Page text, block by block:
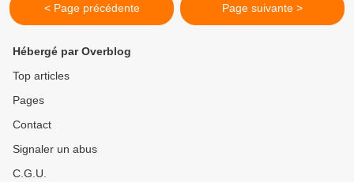
< Page précédente Page suivante >
Hébergé par Overblog
Top articles
Pages
Contact
Signaler un abus
C.G.U.